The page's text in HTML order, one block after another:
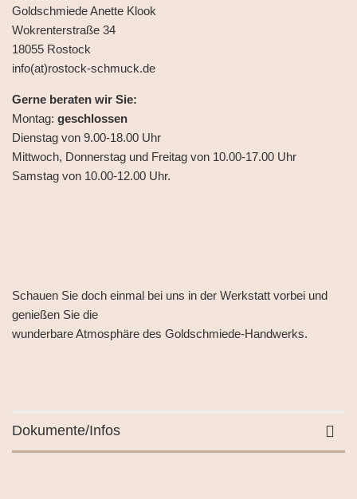
Goldschmiede Anette Klook
Wokrenterstraße 34
18055 Rostock
info(at)rostock-schmuck.de
Gerne beraten wir Sie:
Montag: geschlossen
Dienstag von 9.00-18.00 Uhr
Mittwoch, Donnerstag und Freitag von 10.00-17.00 Uhr
Samstag von 10.00-12.00 Uhr.
Schauen Sie doch einmal bei uns in der Werkstatt vorbei und
genießen Sie die
wunderbare Atmosphäre des Goldschmiede-Handwerks.
Dokumente/Infos